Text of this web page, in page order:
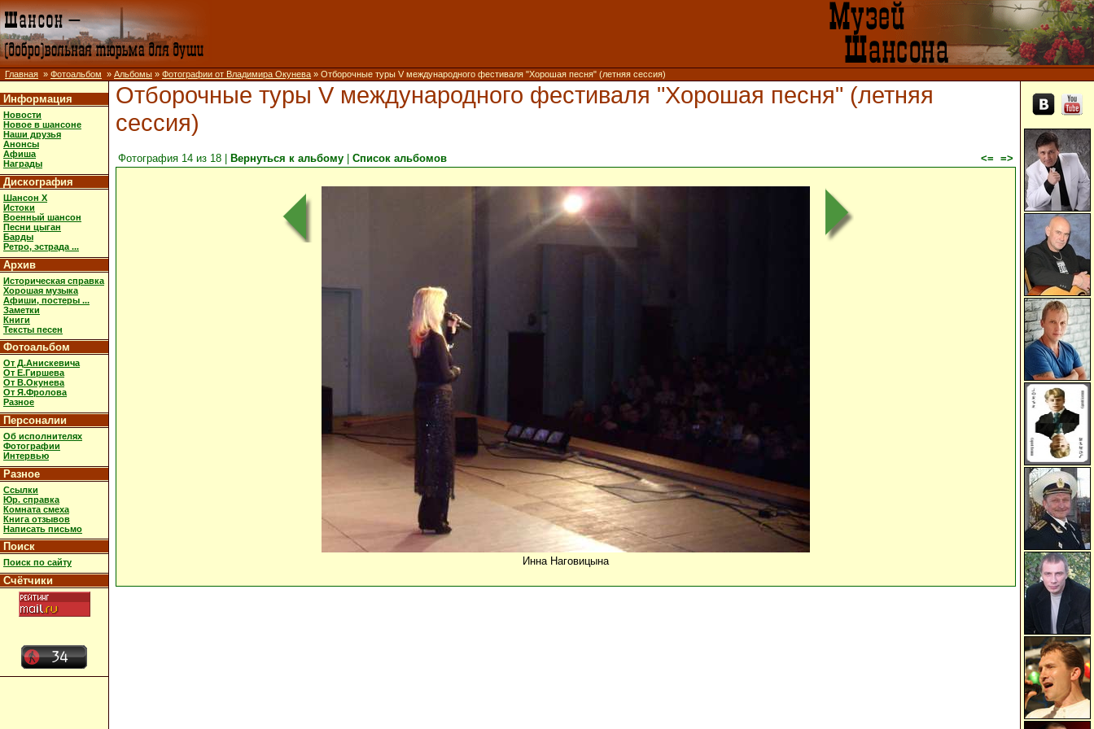
Главная » Фотоальбом » Альбомы » Фотографии от Владимира Окунева » Отборочные туры V международного фестиваля "Хорошая песня" (летняя сессия)
Информация
Новости
Новое в шансоне
Наши друзья
Анонсы
Афиша
Награды
Дискография
Шансон X
Истоки
Военный шансон
Песни цыган
Барды
Ретро, эстрада ...
Архив
Историческая справка
Хорошая музыка
Афиши, постеры ...
Заметки
Книги
Тексты песен
Фотоальбом
От Д.Анискевича
От Е.Гиршева
От В.Окунева
От Я.Фролова
Разное
Персоналии
Об исполнителях
Фотографии
Интервью
Разное
Ссылки
Юр. справка
Комната смеха
Книга отзывов
Написать письмо
Поиск
Поиск по сайту
Счётчики
Отборочные туры V международного фестиваля "Хорошая песня" (летняя
сессия)
Фотография 14 из 18 | Вернуться к альбому Список альбомов <= =>
Инна Наговицына